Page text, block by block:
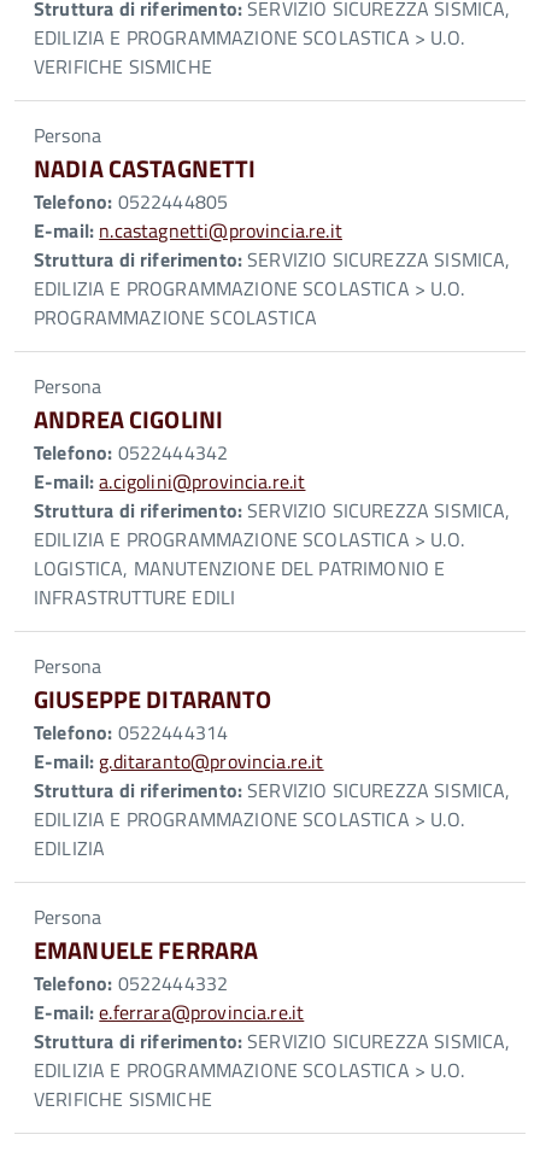
Struttura di riferimento:SERVIZIO SICUREZZA SISMICA,
EDILIZIA E PROGRAMMAZIONE SCOLASTICA > U.O.
VERIFICHE SISMICHE
Persona
NADIA CASTAGNETTI
Telefono: 0522444805
E-mail: n.castagnetti@provincia.re.it
Struttura di riferimento:SERVIZIO SICUREZZA SISMICA,
EDILIZIA E PROGRAMMAZIONE SCOLASTICA > U.O.
PROGRAMMAZIONE SCOLASTICA
Persona
ANDREA CIGOLINI
Telefono: 0522444342
E-mail:a.cigolini@provincia.re.it
Struttura di riferimento:SERVIZIO SICUREZZA SISMICA,
EDILIZIA E PROGRAMMAZIONE SCOLASTICA > U.O.
LOGISTICA, MANUTENZIONE DEL PATRIMONIO E
INFRASTRUTTURE EDILI
Persona
GIUSEPPE DITARANTO
Telefono: 0522444314
E-mail: g.ditaranto@provincia.re.it
Struttura di riferimento:SERVIZIO SICUREZZA SISMICA,
EDILIZIA E PROGRAMMAZIONE SCOLASTICA > U.O.
EDILIZIA
Persona
EMANUELE FERRARA
Telefono: 0522444332
E-mail:e.ferrara@provincia.re.it
Struttura di riferimento:SERVIZIO SICUREZZA SISMICA,
EDILIZIA E PROGRAMMAZIONE SCOLASTICA > U.O.
VERIFICHE SISMICHE